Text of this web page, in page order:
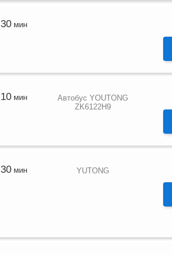
30 мин
10 мин
Автобус YOUTONG
ZK6122H9
30 мин YUTONG